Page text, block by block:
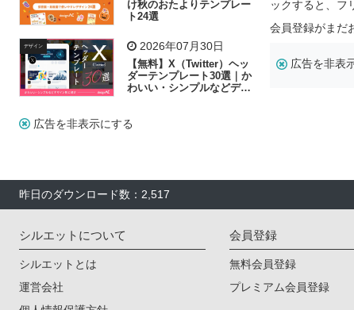
け秋のおたよりテンプレー
ト24選
デザイン 2026年07月30日
【無料】X（Twitter）ヘッ
ダーテンプレート30選｜か
わいい・シンプルなどデザ
広告を非表示にする
ックすると、フ
会員登録がまだ
広告を非表
昨日のダウンロード数：2,517
シルエットについて
シルエットとは
運営会社
会員登録
無料会員登録
プレミアム会員登録